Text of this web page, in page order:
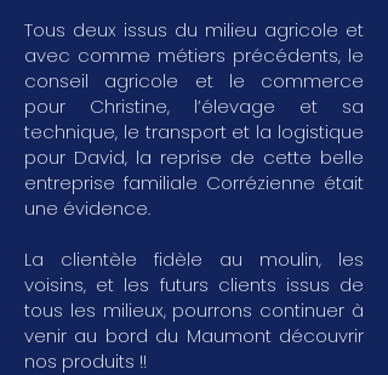
Tous deux issus du milieu agricole et
avec comme métiers précédents, le
conseil agricole et le commerce
pour Christine, l’élevage et sa
technique, le transport et la logistique
pour David, la reprise de cette belle
entreprise familiale Corrézienne était
une évidence.
La clientèle fidèle au moulin, les
voisins, et les futurs clients issus de
tous les milieux, pourrons continuer à
venir au bord du Maumont découvrir
nos produits !!